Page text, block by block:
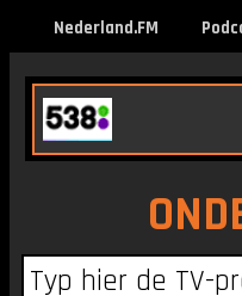
Nederland.FM